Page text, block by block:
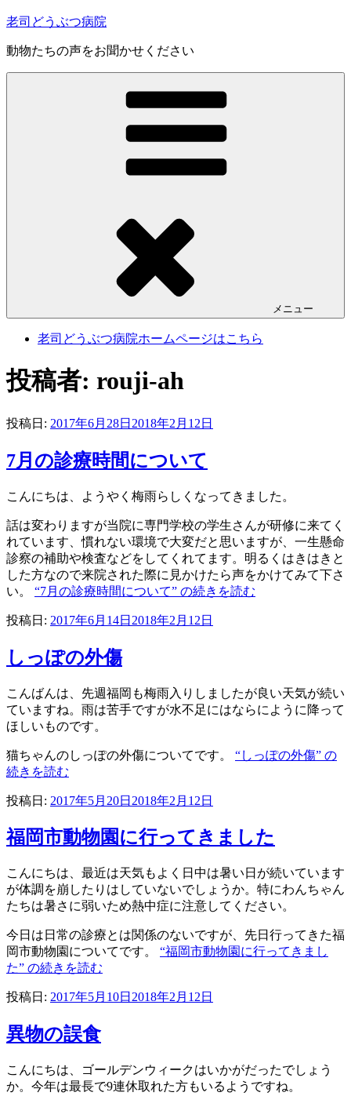
老司どうぶつ病院
動物たちの声をお聞かせください
メニュー
老司どうぶつ病院ホームページはこちら
投稿者: rouji-ah
投稿日: 2017年6月28日 2018年2月12日
7月の診療時間について
こんにちは、ようやく梅雨らしくなってきました。
話は変わりますが当院に専門学校の学生さんが研修に来てく
れています、慣れない環境で大変だと思いますが、一生懸命
診察の補助や検査などをしてくれてます。明るくはきはきと
した方なので来院された際に見かけたら声をかけてみて下さ
い。 “7月の診療時間について” の続きを読む
投稿日: 2017年6月14日 2018年2月12日
しっぽの外傷
こんばんは、先週福岡も梅雨入りしましたが良い天気が続い
ていますね。雨は苦手ですが水不足にはならにように降って
ほしいものです。
猫ちゃんのしっぽの外傷についてです。 “しっぽの外傷” の
続きを読む
投稿日: 2017年5月20日 2018年2月12日
福岡市動物園に行ってきました
こんにちは、最近は天気もよく日中は暑い日が続いています
が体調を崩したりはしていないでしょうか。特にわんちゃん
たちは暑さに弱いため熱中症に注意してください。
今日は日常の診療とは関係のないですが、先日行ってきた福
岡市動物園についてです。 “福岡市動物園に行ってきまし
た” の続きを読む
投稿日: 2017年5月10日 2018年2月12日
異物の誤食
こんにちは、ゴールデンウィークはいかがだったでしょう
か。今年は最長で9連休取れた方もいるようですね。